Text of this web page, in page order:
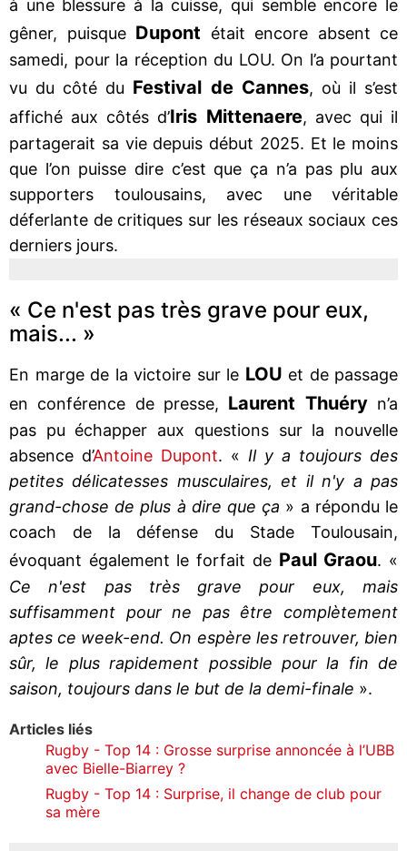
à une blessure à la cuisse, qui semble encore le
gêner, puisque Dupont
était encore absent ce
samedi, pour la réception du LOU. On l’a pourtant
vu du côté du Festival de Cannes, où il s’est
affiché aux côtés d’Iris Mittenaere, avec qui il
partagerait sa vie depuis début 2025. Et le moins
que l’on puisse dire c’est que ça n’a pas plu aux
supporters toulousains, avec une véritable
déferlante de critiques sur les réseaux sociaux ces
derniers jours.
« Ce n'est pas très grave pour eux,
mais... »
En marge de la victoire sur le LOU et de passage
en conférence de presse, Laurent Thuéryn’a
pas pu échapper aux questions sur la nouvelle
absence d’Antoine Dupont. « Il y a toujours des
petites délicatesses musculaires, et il n'y a pas
grand-chose de plus à dire que ça » a répondu le
coach de la défense du Stade Toulousain,
évoquant également le forfait de Paul Graou. «
Ce n'est pas très grave pour eux, mais
suffisamment pour ne pas être complètement
aptes ce week-end. On espère les retrouver, bien
sûr, le plus rapidement possible pour la fin de
saison, toujours dans le but de la demi-finale ».
Articles liés
Rugby - Top 14 : Grosse surprise annoncée à l’UBB
avec Bielle-Biarrey ?
Rugby - Top 14 : Surprise, il change de club pour
sa mère